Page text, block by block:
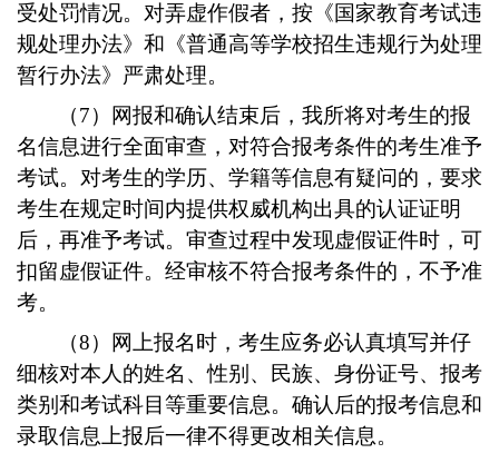
受处罚情况。对弄虚作假者，按《国家教育考试违
规处理办法》和《普通高等学校招生违规行为处理
暂行办法》严肃处理。
（7）网报和确认结束后，我所将对考生的报
名信息进行全面审查，对符合报考条件的考生准予
考试。对考生的学历、学籍等信息有疑问的，要求
考生在规定时间内提供权威机构出具的认证证明
后，再准予考试。审查过程中发现虚假证件时，可
扣留虚假证件。经审核不符合报考条件的，不予准
考。
（8）网上报名时，考生应务必认真填写并仔
细核对本人的姓名、性别、民族、身份证号、报考
类别和考试科目等重要信息。确认后的报考信息和
录取信息上报后一律不得更改相关信息。